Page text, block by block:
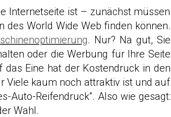
Internetseite ist – zunächst müssen
des World Wide Web finden können.
. Nur? Na gut, Sie
oder die Werbung für Ihre Seite
Eine hat der Kostendruck in den
Viele kaum noch attraktiv ist und auf
Auto-Reifendruck”. Also wie gesagt:
Wahl.